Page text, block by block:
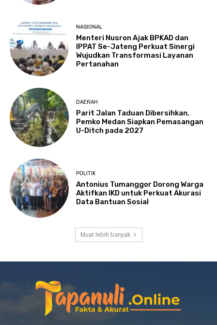
NASIONAL
Menteri Nusron Ajak BPKAD dan
IPPAT Se-Jateng Perkuat Sinergi
Wujudkan Transformasi Layanan
Pertanahan
DAERAH
Parit Jalan Taduan Dibersihkan,
Pemko Medan Siapkan Pemasangan
U-Ditch pada 2027
POLITIK
Antonius Tumanggor Dorong Warga
Aktifkan IKD untuk Perkuat Akurasi
Data Bantuan Sosial
Muat lebih banyak